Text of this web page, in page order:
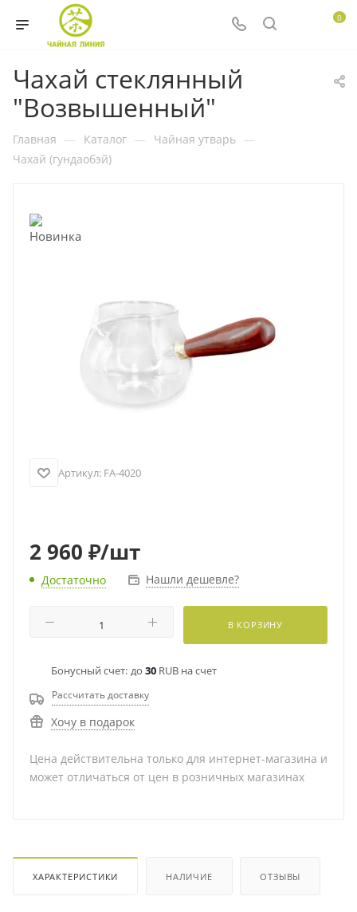
0
Чахай стеклянный
"Возвышенный"
Главная — Каталог — Чайная утварь —
Чахай (гундаобэй)
Артикул: FA-4020
2 960 ₽/шт
Достаточно Нашли дешевле?
В КОРЗИНУ
Бонусный счет: до 30 RUB на счет
Рассчитать доставку
Хочу в подарок
Цена действительна только для интернет-магазина и
может отличаться от цен в розничных магазинах
ХАРАКТЕРИСТИКИ НАЛИЧИЕ ОТЗЫВЫ